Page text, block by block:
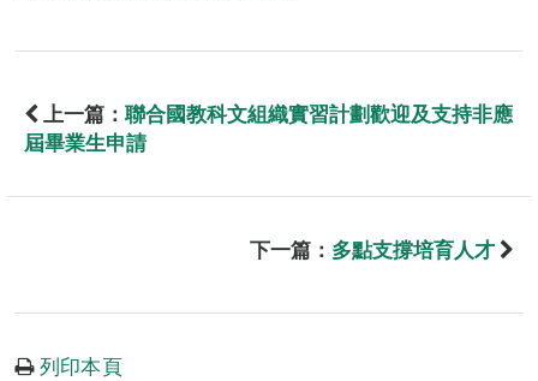
上一篇： 聯合國教科文組織實習計劃歡迎及支持非應
屆畢業生申請
下一篇： 多點支撐培育人才
列印本頁